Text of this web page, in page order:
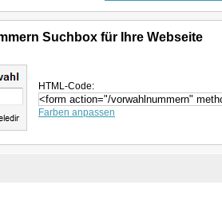
Suchbox für Ihre Webseite
HTML-Code:
Farben anpassen